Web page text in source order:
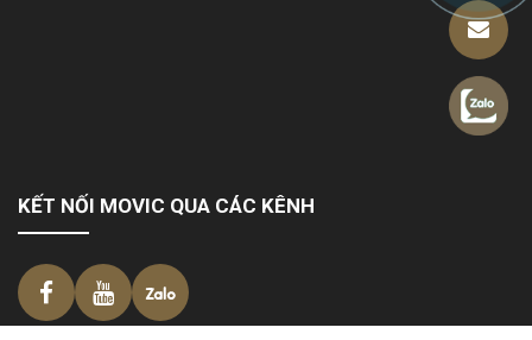
KẾT NỐI MOVIC QUA CÁC KÊNH